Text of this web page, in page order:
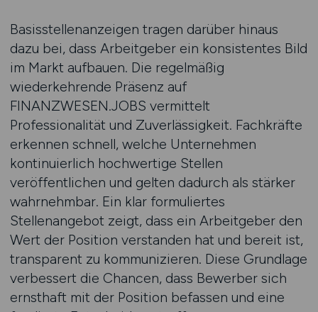
Basisstellenanzeigen tragen darüber hinaus
dazu bei, dass Arbeitgeber ein konsistentes Bild
im Markt aufbauen. Die regelmäßig
wiederkehrende Präsenz auf
FINANZWESEN.JOBS vermittelt
Professionalität und Zuverlässigkeit. Fachkräfte
erkennen schnell, welche Unternehmen
kontinuierlich hochwertige Stellen
veröffentlichen und gelten dadurch als stärker
wahrnehmbar. Ein klar formuliertes
Stellenangebot zeigt, dass ein Arbeitgeber den
Wert der Position verstanden hat und bereit ist,
transparent zu kommunizieren. Diese Grundlage
verbessert die Chancen, dass Bewerber sich
ernsthaft mit der Position befassen und eine